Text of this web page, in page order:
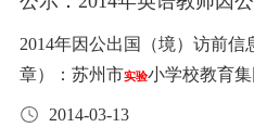
美化学校场室的绿植，做好绿植的养护。
40000元。 4、服务基本要求： 1、按要求、按品种摆放到
位。见《苏州市实验小学绿植摆放要求
护。 外包服务项目十五：校园零星维修： 1、服务范围：
人必须严格按照国家、食品行
品质量。 2、中标人所提供的商品（食品）如因质量问题造
成食物中毒或肠道病等责任事
粮、油要有具备“QS”认证。 4、投标人在三年内没有违反
《食品安全法》行为或因食品质
类投标项目在三家或三家以上
日-1月13日）。如有异议，请
苏州市实验 小学校
坛新秀”公示名单 语 文：李 亢、郑益萍、王晓丽、王晋
铮、华 静 数 学：李 音、徐 清、陆巧英 英 语：黄 娟、郦
2014年因公出国（境）访前信息公示表
章）：苏州市实验小学校教育集团 组团单位 苏州市
2014-03-13